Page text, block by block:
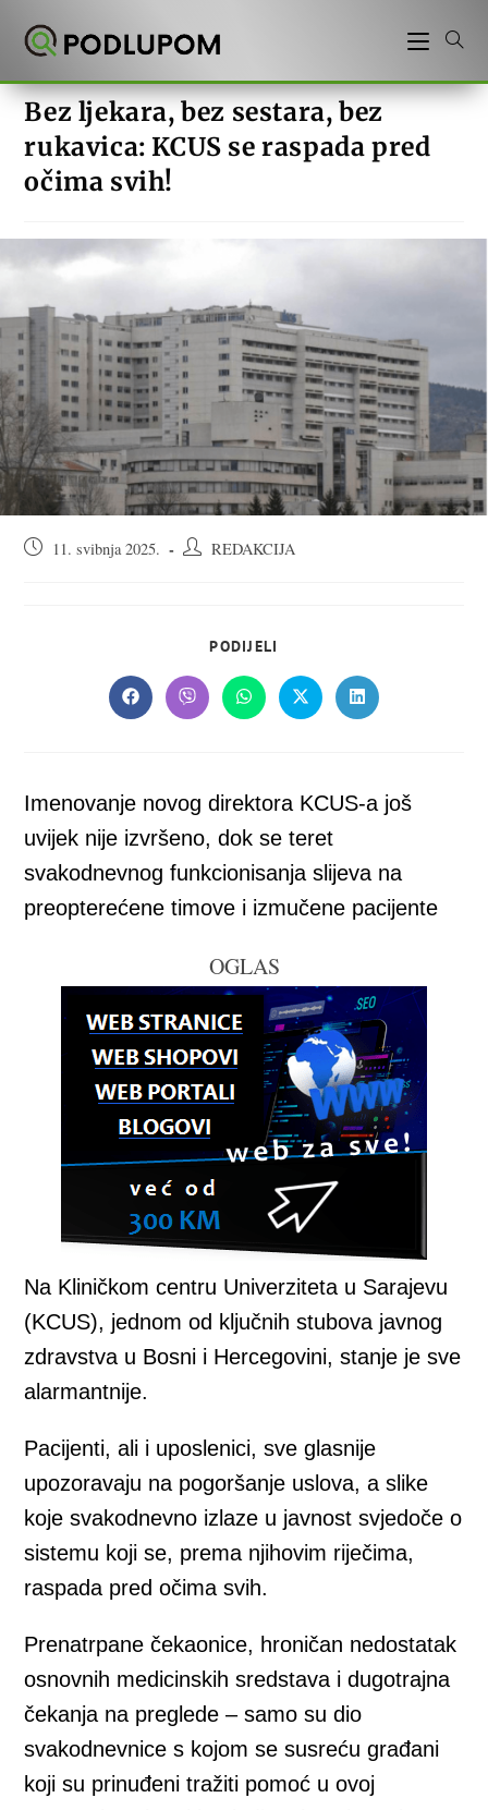
Bez ljekara, bez sestara, bez
rukavica: KCUS se raspada pred
očima svih!
Objava11. svibnja 2025.
AutorREDAKCIJA
PODIJELI
CONTENT
Opens
in
Opens
in
Opens
in
Opens
in
Opens
in
Imenovanje novog direktora KCUS-a još
uvijek nije izvršeno, dok se teret
svakodnevnog funkcionisanja slijeva na
preopterećene timove i izmučene pacijente
OGLAS
Na Kliničkom centru Univerziteta u Sarajevu
(KCUS), jednom od ključnih stubova javnog
zdravstva u Bosni i Hercegovini, stanje je sve
alarmantnije.
Pacijenti, ali i uposlenici, sve glasnije
upozoravaju na pogoršanje uslova, a slike
koje svakodnevno izlaze u javnost svjedoče o
sistemu koji se, prema njihovim riječima,
raspada pred očima svih.
Prenatrpane čekaonice, hroničan nedostatak
osnovnih medicinskih sredstava i dugotrajna
čekanja na preglede – samo su dio
svakodnevnice s kojom se susreću građani
koji su prinuđeni tražiti pomoć u ovoj